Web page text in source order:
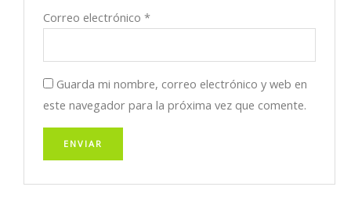
Correo electrónico*
Guarda mi nombre, correo electrónico y web en
este navegador para la próxima vez que comente.